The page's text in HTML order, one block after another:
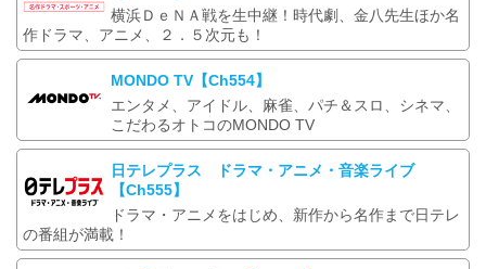
横浜ＤｅＮＡ戦を生中継！時代劇、金八先生ほか名
作ドラマ、アニメ、２．５次元も！
MONDO TV【Ch554】
エンタメ、アイドル、麻雀、パチ＆スロ、シネマ、
こだわるオトコのMONDO TV
日テレプラス ドラマ・アニメ・音楽ライブ
【Ch555】
ドラマ・アニメをはじめ、新作から名作まで日テレ
の番組が満載！